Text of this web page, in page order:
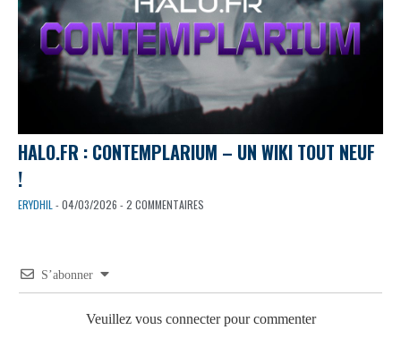
HALO.FR : CONTEMPLARIUM – UN WIKI TOUT NEUF
!
ERYDHIL - 04/03/2026 - 2 COMMENTAIRES
S’abonner
Veuillez vous connecter pour commenter